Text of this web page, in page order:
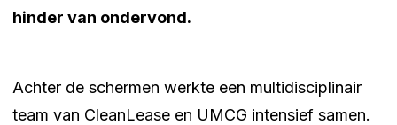
hinder van ondervond.
Achter de schermen werkte een multidisciplinair
team van CleanLease en UMCG intensief samen.